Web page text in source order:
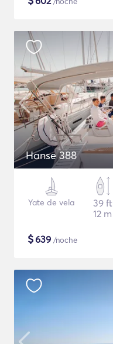
Hanse 388
Yate de vela
39 ft
12 m
$639 /noche